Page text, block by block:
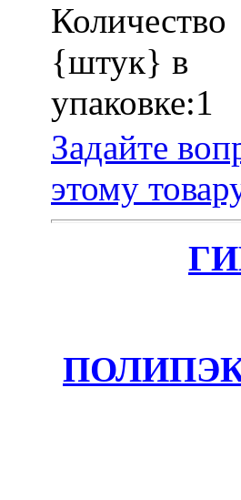
Количество
{штук} в
упаковке:1
Задайте
этому